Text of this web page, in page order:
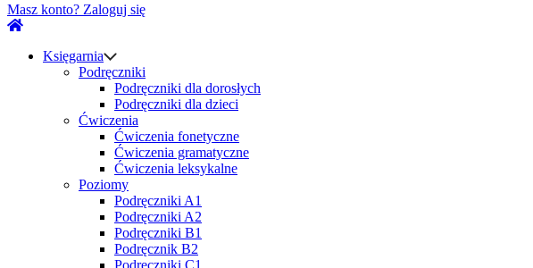
Masz konto? Zaloguj się
Księgarnia
Podręczniki
Podręczniki dla dorosłych
Podręczniki dla dzieci
Ćwiczenia
Ćwiczenia fonetyczne
Ćwiczenia gramatyczne
Ćwiczenia leksykalne
Poziomy
Podręczniki A1
Podręczniki A2
Podręczniki B1
Podręcznik B2
Podręczniki C1